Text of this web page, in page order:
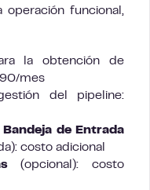
operación funcional,
la obtención de
mes
del pipeline:
de Entrada
costo adicional
(opcional): costo